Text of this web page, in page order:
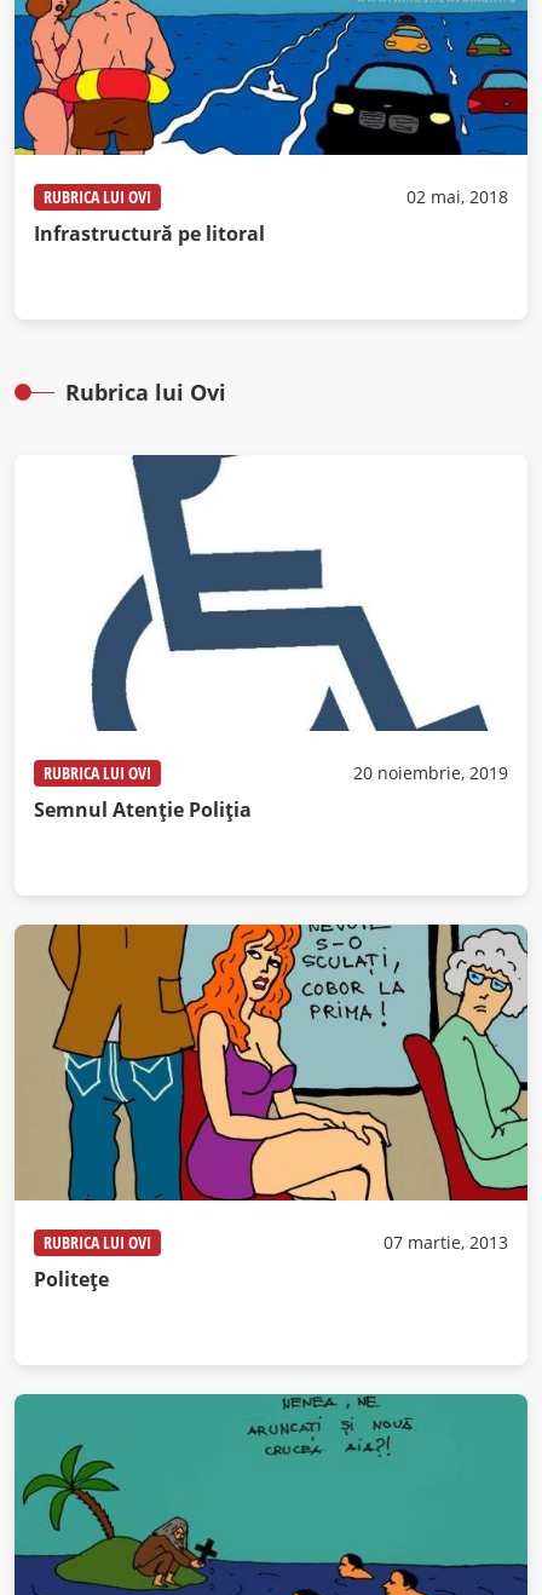
RUBRICA LUI OVI 02 mai, 2018
Infrastructură pe litoral
Rubrica lui Ovi
RUBRICA LUI OVI 20 noiembrie, 2019
Semnul Atenție Poliția
RUBRICA LUI OVI 07 martie, 2013
Politeţe